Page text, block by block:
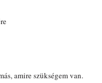
amire szükségem van.